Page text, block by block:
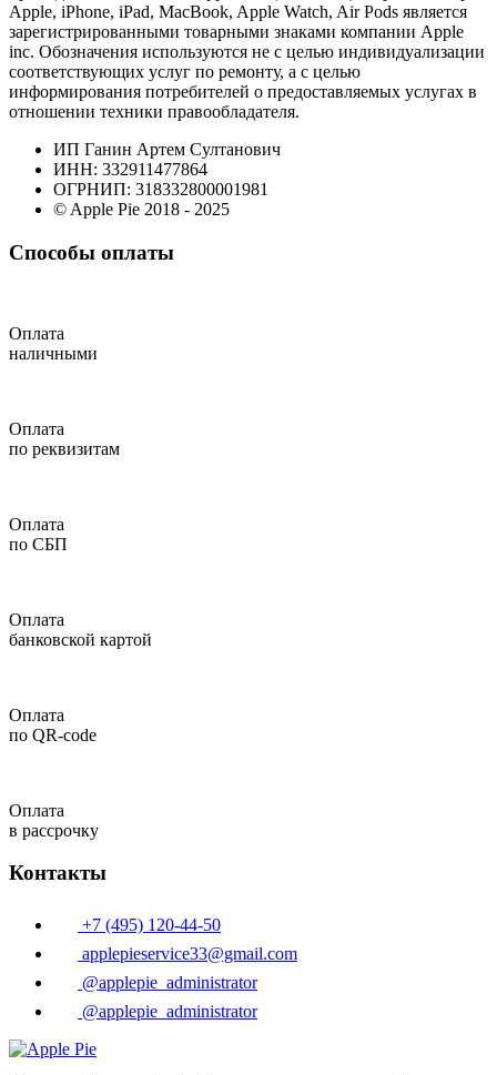
Apple, iPhone, iPad, MacBook, Apple Watch, Air Pods является
зарегистрированными товарными знаками компании Apple
inc. Обозначения используются не с целью индивидуализации
соответствующих услуг по ремонту, а с целью
информирования потребителей о предоставляемых услугах в
отношении техники правообладателя.
ИП Ганин Артем Султанович
ИНН: 332911477864
ОГРНИП: 318332800001981
© Apple Pie 2018 - 2025
Способы оплаты
Оплата
наличными
Оплата
по реквизитам
Оплата
по СБП
Оплата
банковской картой
Оплата
по QR-code
Оплата
в рассрочку
Контакты
+7 (495) 120-44-50
applepieservice33@gmail.com
@applepie_administrator
@applepie_administrator